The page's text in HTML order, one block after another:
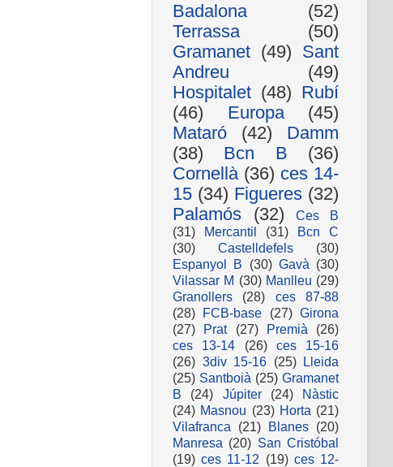
Badalona
(52)
Terrassa
(50)
Gramanet (49) Sant
Andreu
(49)
Hospitalet (48) Rubí
(46)
Europa
(45)
Mataró
(42)
Damm
(38)
Bcn B
(36)
Cornellà (36) ces 14-
15 (34) Figueres (32)
Palamós
(32)
Ces B
(31)
Mercantil (31)
Bcn C
(30)
Castelldefels
(30)
Espanyol B
(30) Gavà (30)
Vilassar M (30) Manlleu (29)
Granollers
(28)
ces 87-88
(28) FCB-base (27) Girona
(27)
Prat (27) Premià
(26)
ces 13-14
(26)
ces 15-16
(26) 3div 15-16 (25) Lleida
(25) Santboià (25) Gramanet
B
(24) Júpiter (24)
Nàstic
(24) Masnou (23) Horta (21)
Vilafranca
(21) Blanes (20)
Manresa (20) San Cristóbal
(19) ces 11-12 (19) ces 12-